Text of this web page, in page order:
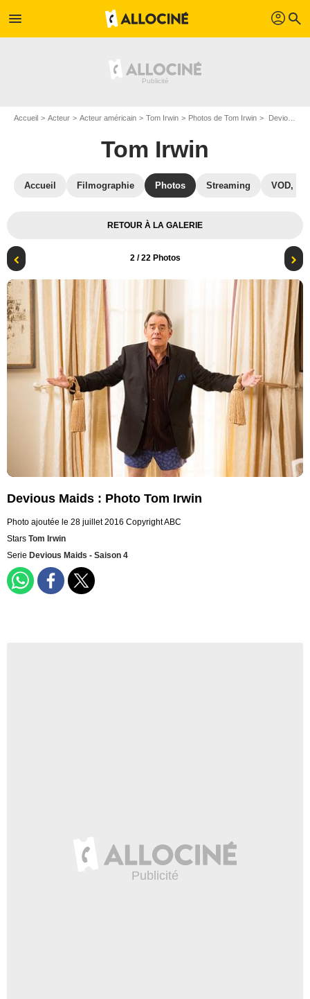
menu profil search
Accueil Acteur Acteur américain Tom Irwin Photos de Tom Irwin Devious Maids : Photo Tom Irwin
Tom Irwin
Accueil Filmographie Photos Streaming VOD,
RETOUR À LA GALERIE
2/ 22 Photos
Devious Maids : Photo Tom Irwin
Photo ajoutée le 28 juillet 2016 Copyright ABC
Stars Tom Irwin
Serie Devious Maids - Saison 4